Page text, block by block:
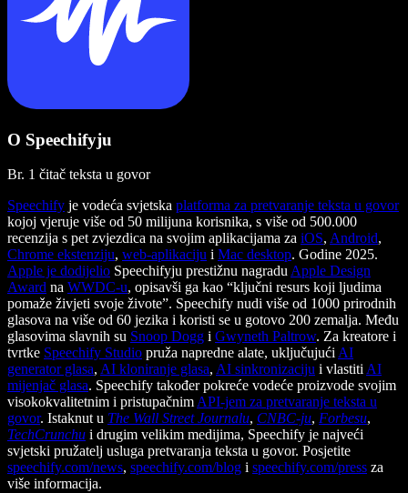
O Speechifyju
Br. 1 čitač teksta u govor
Speechify je vodeća svjetska platforma za pretvaranje teksta u govor
kojoj vjeruje više od 50 milijuna korisnika, s više od 500.000
recenzija s pet zvjezdica na svojim aplikacijama za iOS, Android,
Chrome ekstenziju, web-aplikaciju i Mac desktop. Godine 2025.
Apple je dodijelio Speechifyju prestižnu nagradu Apple Design
Award na WWDC-u, opisavši ga kao “ključni resurs koji ljudima
pomaže živjeti svoje živote”. Speechify nudi više od 1000 prirodnih
glasova na više od 60 jezika i koristi se u gotovo 200 zemalja. Među
glasovima slavnih su Snoop Dogg i Gwyneth Paltrow. Za kreatore i
tvrtke Speechify Studio pruža napredne alate, uključujući AI
generator glasa, AI kloniranje glasa, AI sinkronizaciju i vlastiti AI
mijenjač glasa. Speechify također pokreće vodeće proizvode svojim
visokokvalitetnim i pristupačnim API-jem za pretvaranje teksta u
govor. Istaknut u The Wall Street Journalu, CNBC-ju, Forbesu,
TechCrunchu i drugim velikim medijima, Speechify je najveći
svjetski pružatelj usluga pretvaranja teksta u govor. Posjetite
speechify.com/news, speechify.com/blog i speechify.com/press za
više informacija.